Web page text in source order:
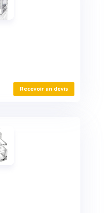
Recevoir un devis